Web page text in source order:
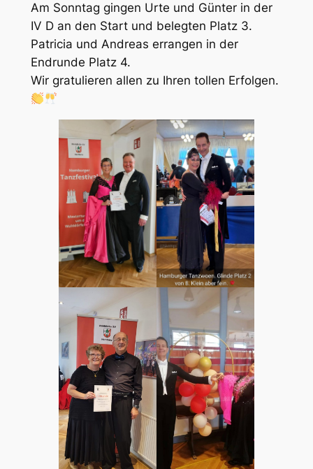
Am Sonntag gingen Urte und Günter in der
IV D an den Start und belegten Platz 3.
Patricia und Andreas errangen in der
Endrunde Platz 4.
Wir gratulieren allen zu Ihren tollen Erfolgen.